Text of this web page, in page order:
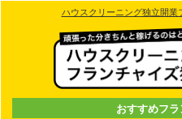
ハウスクリーニング独立開業
おすすめフ